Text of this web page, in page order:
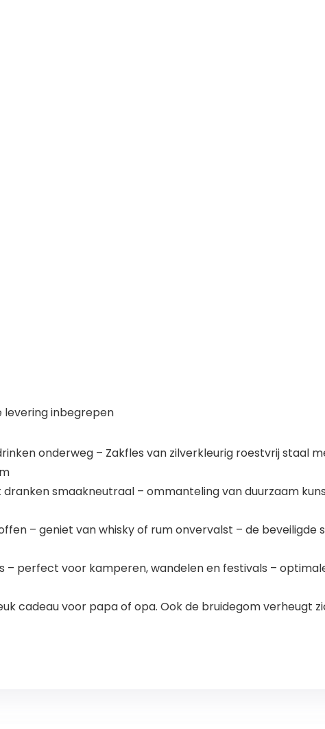
levering inbegrepen
onderweg – Zakfles van zilverkleurig roestvrij staal
smaakneutraal – ommanteling van duurzaam
– geniet van whisky of rum onvervalst – de beveiligde
– perfect voor kamperen, wandelen en festivals –
cadeau voor papa of opa. Ook de bruidegom verheugt